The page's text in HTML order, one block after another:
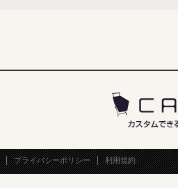
プライバシーポリシー 利用規約